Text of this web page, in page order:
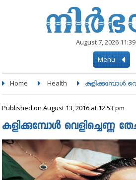
August 7, 2026
Menu
Home Health കുളിക്കുമ്പോള്‍
Published on August 13, 2016 at 12:53 pm
കുളിക്കുമ്പോള്‍ വെളിച്ചെണ്ണ